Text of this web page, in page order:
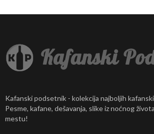
Kafanski podsetnik - kolekcija najboljih
Pesme, kafane, dešavanja, slike iz noćnog
mestu!